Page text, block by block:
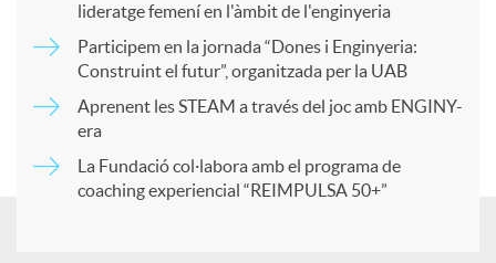
t
lideratge femení en l'àmbit de l'enginyeria
Participem en la jornada “Dones i Enginyeria:
Construint el futur”, organitzada per la UAB
Aprenent les STEAM a través del joc amb ENGINY-
era
La Fundació col·labora amb el programa de
coaching experiencial “REIMPULSA 50+”